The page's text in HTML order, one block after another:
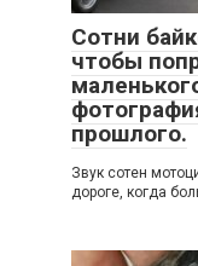
Сотни
чтобы
прошлого.
Звук сотен
дороге, когда